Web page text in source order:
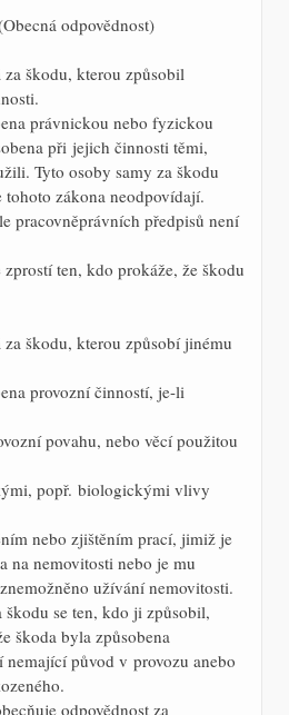
odpovědnost)
škodu, kterou způsobil
právnickou nebo fyzickou
při jejich činnosti těmi,
Tyto osoby samy za škodu
zákona neodpovídají.
pracovněprávních předpisů není
ten, kdo prokáže, že škodu
škodu, kterou způsobí jinému
provozní činností, je-li
povahu, nebo věcí použitou
popř. biologickými vlivy
nebo zjištěním prací, jimiž je
na nemovitosti nebo je mu
užívání nemovitosti.
škodu se ten, kdo ji způsobil,
škoda byla způsobena
původ v provozu anebo
odpovědnost za